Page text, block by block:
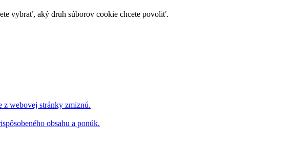
vybrať, aký druh súborov cookie chcete povoliť.
z webovej stránky zmiznú.
obsahu a ponúk.